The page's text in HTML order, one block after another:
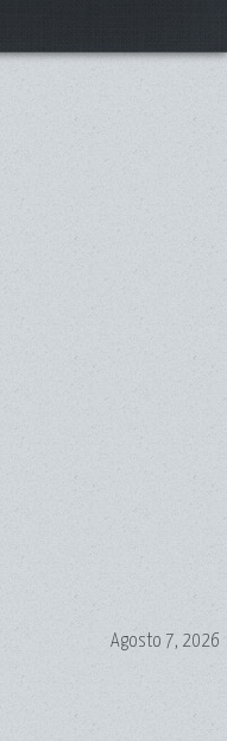
Agosto 7, 2026